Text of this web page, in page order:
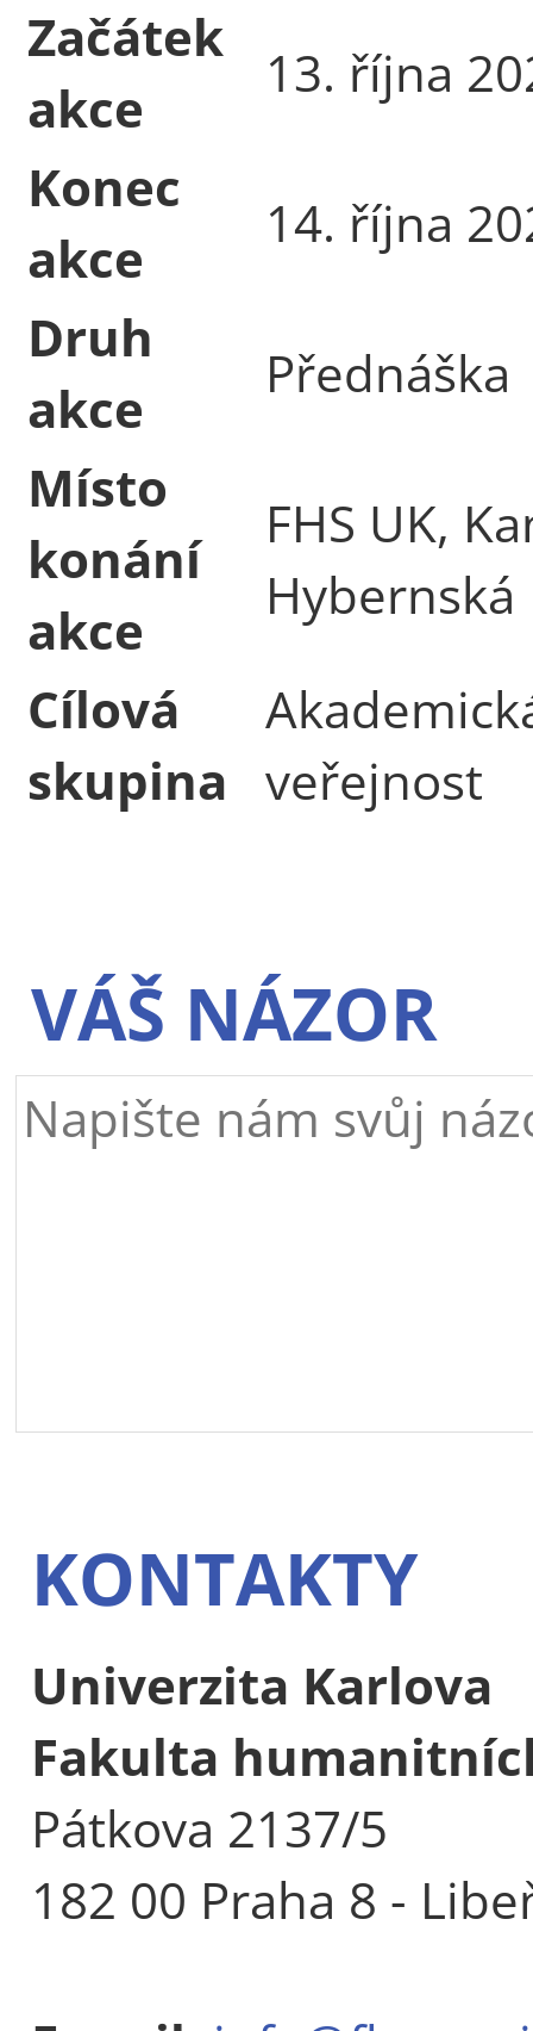
Začátek
akce
13. října
Konec
akce
14. října
Druh
akce
Přednáška
Místo
konání
akce
FHS UK,
Hybernská
Cílová
skupina veřejnost
VÁŠ NÁZOR
KONTAKTY
Univerzita Karlova
Fakulta
Pátkova 2137/5
182 00 Praha 8 -